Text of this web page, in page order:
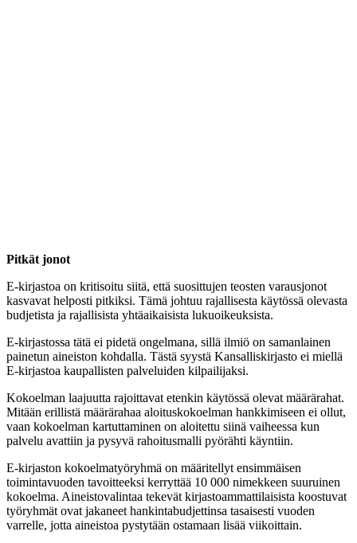
Pitkät jonot
E-kirjastoa on kritisoitu siitä, että suosittujen teosten varausjonot
kasvavat helposti pitkiksi. Tämä johtuu rajallisesta käytössä olevasta
budjetista ja rajallisista yhtäaikaisista lukuoikeuksista.
E-kirjastossa tätä ei pidetä ongelmana, sillä ilmiö on samanlainen
painetun aineiston kohdalla. Tästä syystä Kansalliskirjasto ei miellä
E-kirjastoa kaupallisten palveluiden kilpailijaksi.
Kokoelman laajuutta rajoittavat etenkin käytössä olevat määrärahat.
Mitään erillistä määrärahaa aloituskokoelman hankkimiseen ei ollut,
vaan kokoelman kartuttaminen on aloitettu siinä vaiheessa kun
palvelu avattiin ja pysyvä rahoitusmalli pyörähti käyntiin.
E-kirjaston kokoelmatyöryhmä on määritellyt ensimmäisen
toimintavuoden tavoitteeksi kerryttää 10 000 nimekkeen suuruinen
kokoelma. Aineistovalintaa tekevät kirjastoammattilaisista koostuvat
työryhmät ovat jakaneet hankintabudjettinsa tasaisesti vuoden
varrelle, jotta aineistoa pystytään ostamaan lisää viikoittain.